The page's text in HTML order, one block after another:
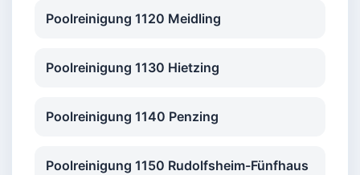
Poolreinigung 1120 Meidling
Poolreinigung 1130 Hietzing
Poolreinigung 1140 Penzing
Poolreinigung 1150 Rudolfsheim-Fünfhaus